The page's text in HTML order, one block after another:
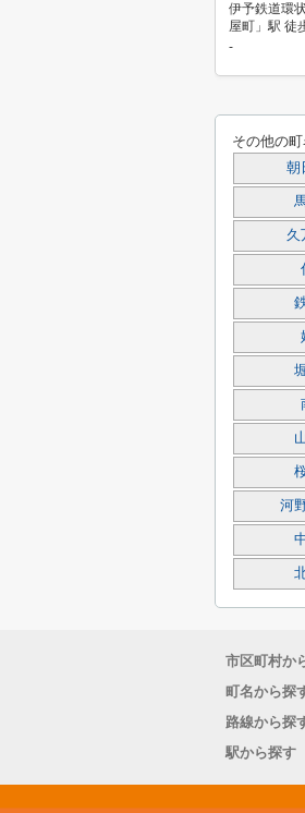
伊予鉄道環
屋町」駅 徒
-
その他の
朝
久
河
市区町村か
町名から探
路線から探
駅から探す